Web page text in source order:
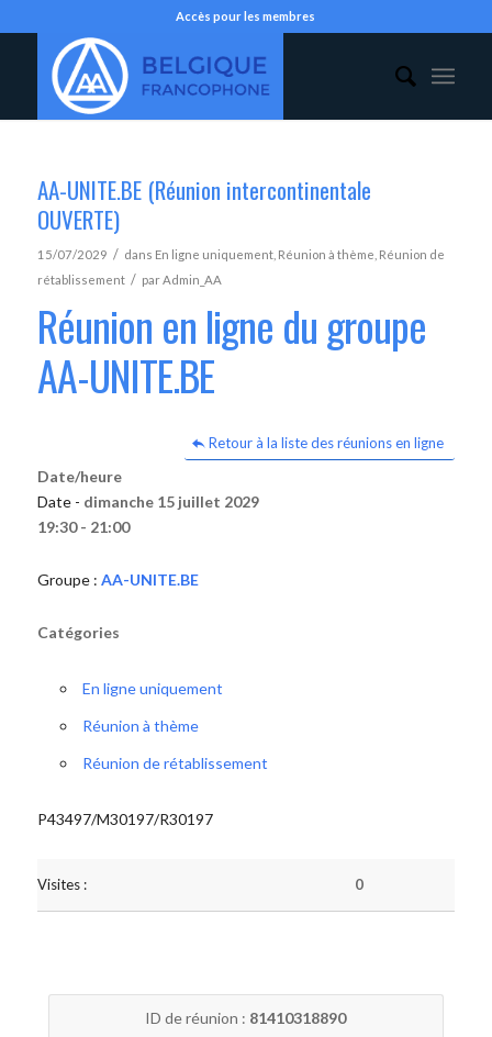
Accès pour les membres
AA-UNITE.BE (Réunion intercontinentale
OUVERTE)
15/07/2029 / dans En ligne uniquement, Réunion à thème Réunion de
rétablissement / parAdmin_AA
Réunion en ligne du groupe
AA-UNITE.BE
Retour à la liste des réunions en ligne
Date/heure
Date - dimanche 15 juillet 2029
19:30 - 21:00
Groupe : AA-UNITE.BE
Catégories
En ligne uniquement
Réunion à thème
Réunion de rétablissement
P43497/M30197/R30197
Visites : 0
ID de réunion : 81410318890